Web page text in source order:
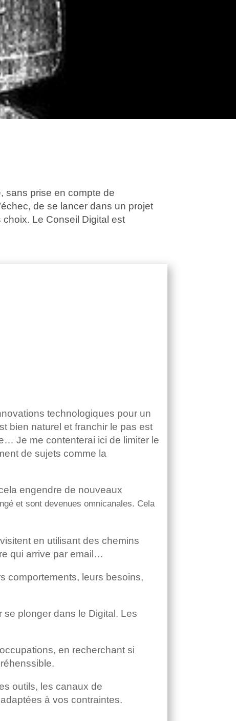
sans prise en compte de
de se lancer dans un projet
Le Conseil Digital est
technologiques pour un
bien naturel et franchir le pas est
Je me contenterai ici de limiter le
de sujets comme la
engendre de nouveaux
et sont devenues omnicanales. Cela
en utilisant des chemins
qui arrive par email…
comportements, leurs besoins,
se plonger dans le Digital. Les
en recherchant si
outils, les canaux de
à vos contraintes.